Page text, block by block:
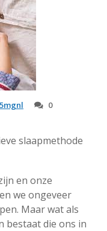
0
slaapmethode
en onze
we ongeveer
Maar wat als
bestaat die ons in